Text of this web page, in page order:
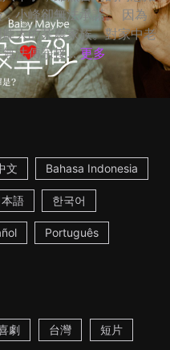
小峰卻無法承諾。 因為
大的茶農家族。對家中老
法傳宗接... 更多
文 Bahasa Indonesia
本語 한국어
Português
劇 台灣 短片